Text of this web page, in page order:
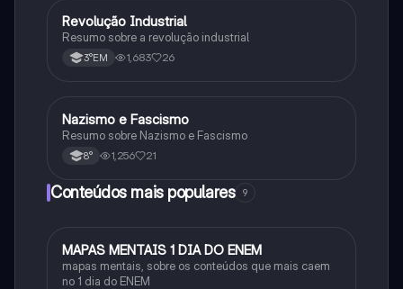
História
Revolução Industrial
Resumo sobre a revolução industrial
3°EM 1,683 26
História
Nazismo e Fascismo
Resumo sobre Nazismo e Fascismo
8° 1,256 21
Conteúdos mais populares 9
Português
MAPAS MENTAIS 1 DIA DO ENEM
mapas mentais, sobre os conteúdos que mais caem
no 1 dia do ENEM